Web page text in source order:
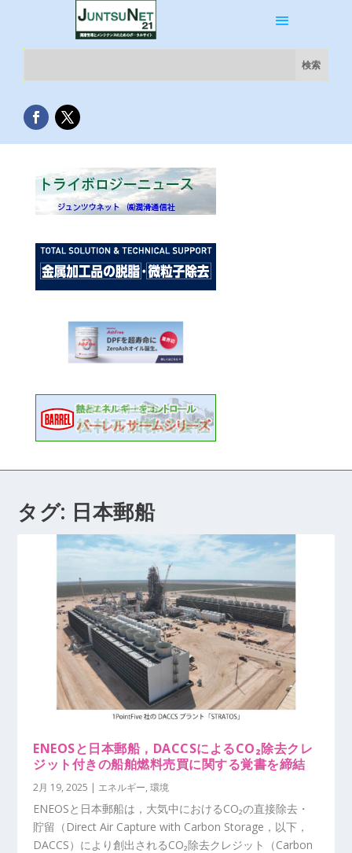
タグ: 日本郵船
ENEOSと日本郵船，DACCSによるCO₂除去クレ
ジット付きの船舶燃料売買に関する覚書を締結
2月 19, 2025 | エネルギー,環境
ENEOSと日本郵船は，大気中におけるCO₂の直接除去・
貯留（Direct Air Capture with Carbon Storage，以下，
DACCS）により創出されるCO₂除去クレジット（Carbon